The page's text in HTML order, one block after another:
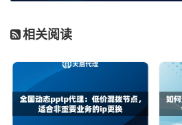
更换网络环境等繁琐操作。
如何选择靠谱的代理IP服务
相关阅读